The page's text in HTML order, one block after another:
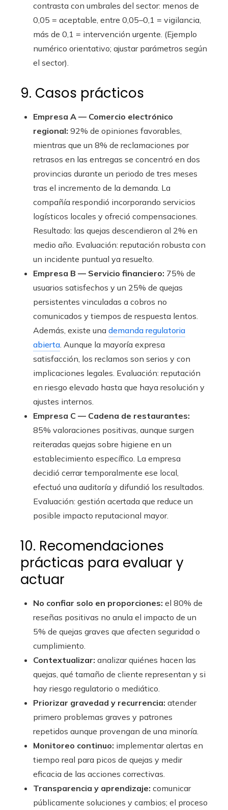
contrasta con umbrales del sector: menos de
0,05 = aceptable, entre 0,05–0,1 = vigilancia,
más de 0,1 = intervención urgente. (Ejemplo
numérico orientativo; ajustar parámetros según
el sector).
9. Casos prácticos
Empresa A — Comercio electrónico
regional: 92% de opiniones favorables,
mientras que un 8% de reclamaciones por
retrasos en las entregas se concentró en dos
provincias durante un periodo de tres meses
tras el incremento de la demanda. La
compañía respondió incorporando servicios
logísticos locales y ofreció compensaciones.
Resultado: las quejas descendieron al 2% en
medio año. Evaluación: reputación robusta con
un incidente puntual ya resuelto.
Empresa B — Servicio financiero: 75% de
usuarios satisfechos y un 25% de quejas
persistentes vinculadas a cobros no
comunicados y tiempos de respuesta lentos.
Además, existe una demanda regulatoria
abierta. Aunque la mayoría expresa
satisfacción, los reclamos son serios y con
implicaciones legales. Evaluación: reputación
en riesgo elevado hasta que haya resolución y
ajustes internos.
Empresa C — Cadena de restaurantes:
85% valoraciones positivas, aunque surgen
reiteradas quejas sobre higiene en un
establecimiento específico. La empresa
decidió cerrar temporalmente ese local,
efectuó una auditoría y difundió los resultados.
Evaluación: gestión acertada que reduce un
posible impacto reputacional mayor.
10. Recomendaciones
prácticas para evaluar y
actuar
No confiar solo en proporciones: el 80% de
reseñas positivas no anula el impacto de un
5% de quejas graves que afecten seguridad o
cumplimiento.
Contextualizar: analizar quiénes hacen las
quejas, qué tamaño de cliente representan y si
hay riesgo regulatorio o mediático.
Priorizar gravedad y recurrencia: atender
primero problemas graves y patrones
repetidos aunque provengan de una minoría.
Monitoreo continuo: implementar alertas en
tiempo real para picos de quejas y medir
eficacia de las acciones correctivas.
Transparencia y aprendizaje: comunicar
públicamente soluciones y cambios; el proceso